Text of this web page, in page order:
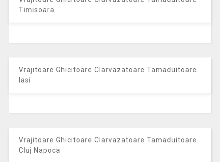
Timisoara
Vrajitoare Ghicitoare Clarvazatoare Tamaduitoare
Iasi
Vrajitoare Ghicitoare Clarvazatoare Tamaduitoare
Cluj Napoca